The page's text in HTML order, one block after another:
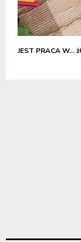
JEST PRACA W…